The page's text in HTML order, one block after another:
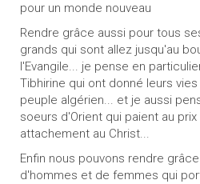
pour un monde nouveau
Rendre grâce aussi pour tous
grands qui sont allez jusqu'au
l'Evangile... je pense en
Tibhirine qui ont donné leurs
peuple algérien... et je aussi
soeurs d'Orient qui paient au
attachement au Christ...
Enfin nous pouvons rendre
d'hommes et de femmes qui